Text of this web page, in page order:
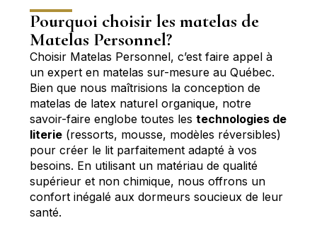
Pourquoi choisir les matelas de
Matelas Personnel?
Choisir Matelas Personnel, c’est faire appel à
un expert en matelas sur-mesure au Québec.
Bien que nous maîtrisions la conception de
matelas de latex naturel organique, notre
savoir-faire englobe toutes les technologies de
literie (ressorts, mousse, modèles réversibles)
pour créer le lit parfaitement adapté à vos
besoins. En utilisant un matériau de qualité
supérieur et non chimique, nous offrons un
confort inégalé aux dormeurs soucieux de leur
santé.